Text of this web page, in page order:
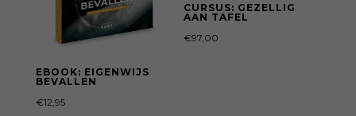
EBOOK: EIGENWIJS
BEVALLEN
€12,95
CURSUS: GEZELLIG
AAN TAFEL
€97,00